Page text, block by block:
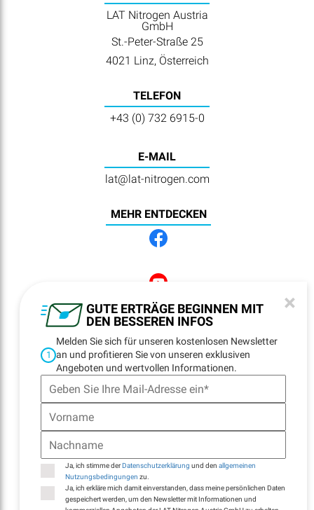
GUTE ERTRÄGE BEGINNEN MIT
DEN BESSEREN INFOS
×
1
Melden Sie sich für unseren kostenlosen Newsletter
an und profitieren Sie von unseren exklusiven
Angeboten und wertvollen Informationen.
Ja, ich stimme derDatenschutzerklärung und den allgemeinen
Nutzungsbedingungen zu.
Ja, ich erkläre mich damit einverstanden, dass meine persönlichen Daten
gespeichert werden, um den Newsletter mit Informationen und
LAT Nitrogen Austria
GmbH
St.-Peter-Straße 25
4021 Linz, Österreich
TELEFON
+43 (0) 732 6915-0
E-MAIL
lat@lat-nitrogen.com
MEHR ENTDECKEN
NEWSLETTER
REGISTRATION
NAVIGATION
E-Billing